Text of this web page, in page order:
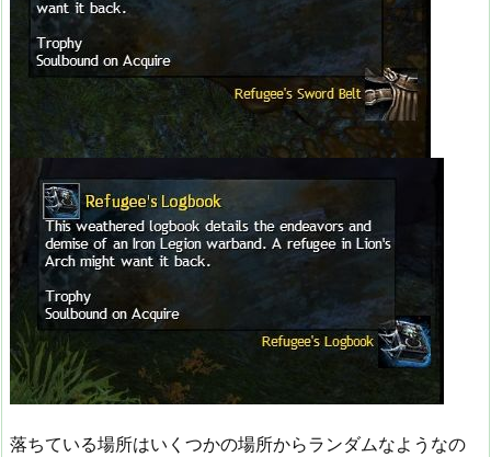
落ちている場所はいくつかの場所からランダムなようなの